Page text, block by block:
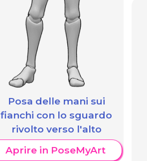
Posa delle mani sui
fianchi con lo sguardo
rivolto verso l'alto
Aprire in PoseMyArt